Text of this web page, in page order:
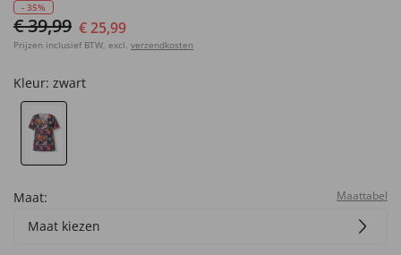
- 35%
€ 39,99 € 25,99
Prijzen inclusief BTW, excl. verzendkosten
Kleur: zwart
Maat: Maattabel
Maat kiezen